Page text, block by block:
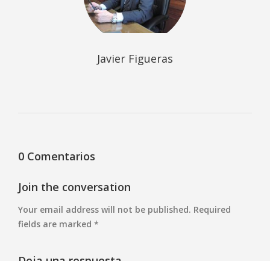
Javier Figueras
0 Comentarios
Join the conversation
Your email address will not be published. Required
fields are marked *